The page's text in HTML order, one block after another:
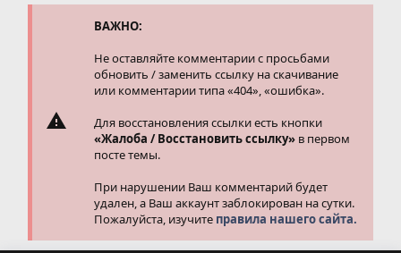
ВАЖНО:
Не оставляйте комментарии с просьбами
обновить / заменить ссылку на скачивание
или комментарии типа «404», «ошибка».
Для восстановления ссылки есть кнопки
«Жалоба / Восстановить ссылку» в первом
посте темы.
При нарушении Ваш комментарий будет
удален, а Ваш аккаунт заблокирован на сутки.
Пожалуйста, изучите правила нашего сайта.